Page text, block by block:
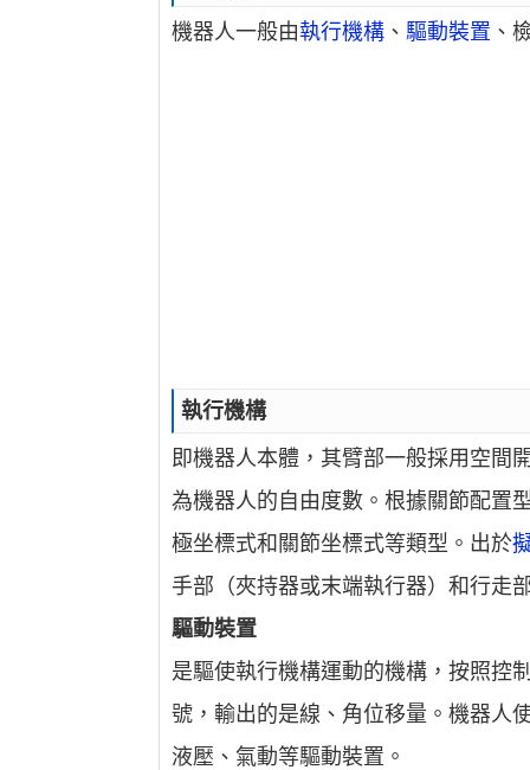
機器人一般由執行機構 、驅動裝置 、
執行機構
即機器人本體，其臂部一般採用空間
為機器人的自由度數。根據關節配置
極坐標式和關節坐標式等類型。出於
手部（夾持器或末端執行器）和行走
驅動裝置
是驅使執行機構運動的機構，按照控
號，輸出的是線、角位移量。機器人
液壓、氣動等驅動裝置。